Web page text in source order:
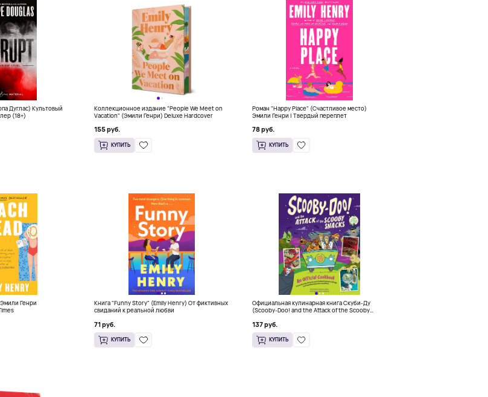
Дуглас) Культовый
(18+)
Коллекционное издание "People We Meet on
Vacation" (Эмили Генри) Deluxe Hardcover
155 руб.
КУПИТЬ
Роман "Happy Place" (Счастливое место)
Эмили Генри | Твердый переплет
78 руб.
КУПИТЬ
Генри
Книга "Funny Story" (Emily Henry) От фиктивных
свиданий к реальной любви
71 руб.
КУПИТЬ
Официальная кулинарная книга Скуби-Ду
(Scooby-Doo! and the Attack of the Scooby
137 руб.
КУПИТЬ